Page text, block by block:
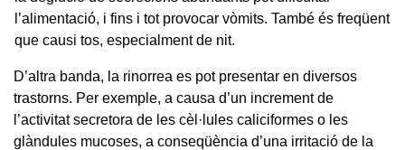
l’alimentació, i fins i tot provocar vòmits. També és freqüent
que causi tos, especialment de nit.
D’altra banda, la rinorrea es pot presentar en diversos
trastorns. Per exemple, a causa d’un increment de
l’activitat secretora de les cèl·lules caliciformes o les
glàndules mucoses, a conseqüència d’una irritació de la